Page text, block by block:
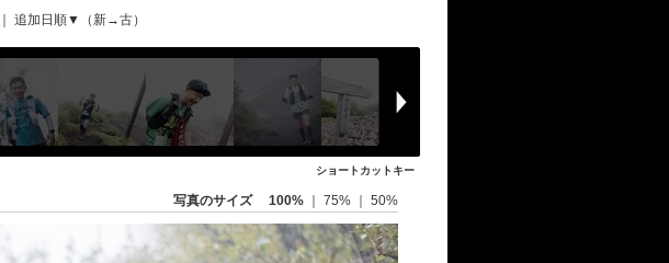
追加日順▼（新→古）
ショートカットキー
写真のサイズ 100% 75% 50%